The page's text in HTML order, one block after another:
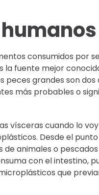
consumidos por
la fuente mejor
peces grandes son
más probables o
vísceras cuando lo
Desde el
animales o
con el intestino,
que